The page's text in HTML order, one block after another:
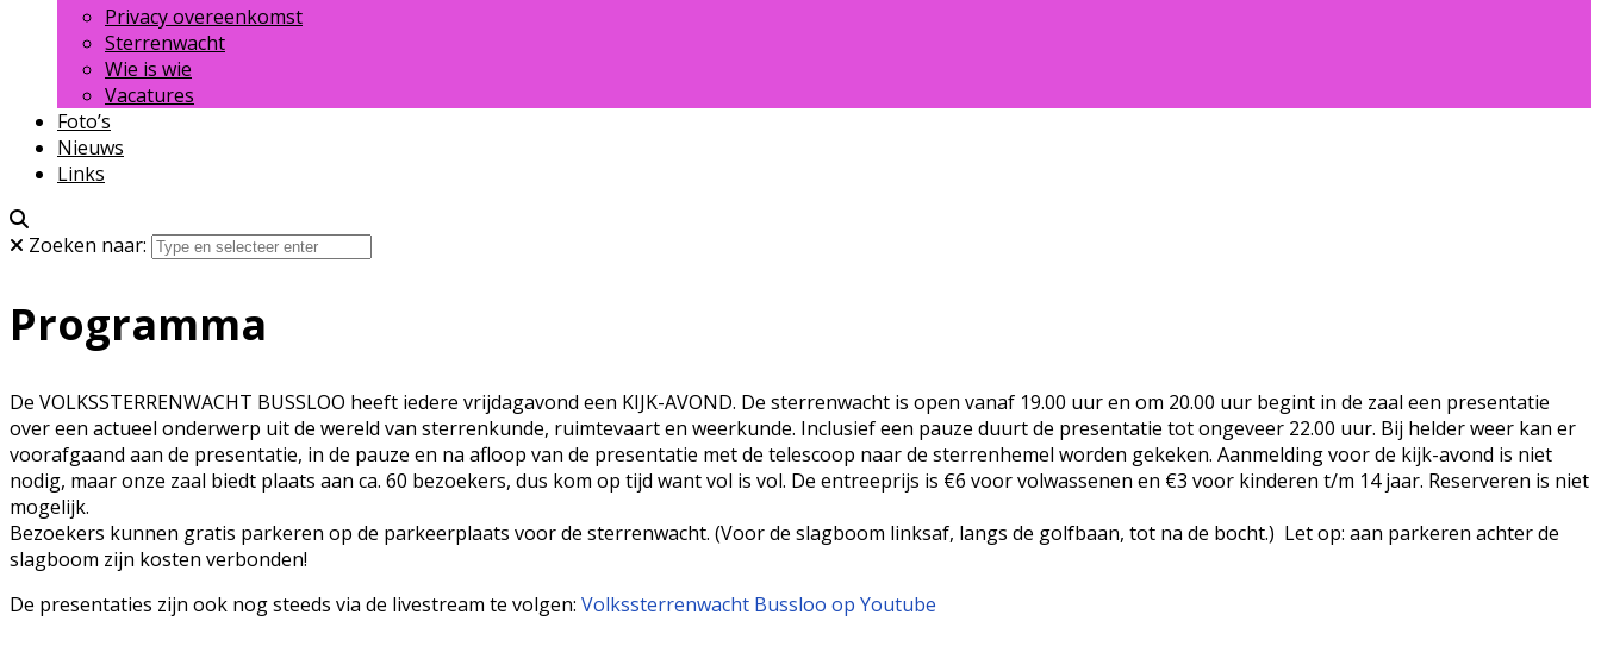
Privacy overeenkomst
Sterrenwacht
Wie is wie
Vacatures
Foto’s
Nieuws
Links
Zoeken naar:
Programma
De VOLKSSTERRENWACHT BUSSLOO heeft iedere vrijdagavond een KIJK-AVOND. De sterrenwacht is open vanaf 19.00 uur en om 20.00 uur begint in de zaal een presentatie
over een actueel onderwerp uit de wereld van sterrenkunde, ruimtevaart en weerkunde. Inclusief een pauze duurt de presentatie tot ongeveer 22.00 uur. Bij helder weer kan er
voorafgaand aan de presentatie, in de pauze en na afloop van de presentatie met de telescoop naar de sterrenhemel worden gekeken. Aanmelding voor de kijk-avond is niet
nodig, maar onze zaal biedt plaats aan ca. 60 bezoekers, dus kom op tijd want vol is vol. De entreeprijs is €6 voor volwassenen en €3 voor kinderen t/m 14 jaar. Reserveren is niet
mogelijk.
Bezoekers kunnen gratis parkeren op de parkeerplaats voor de sterrenwacht. (Voor de slagboom linksaf, langs de golfbaan, tot na de bocht.) Let op: aan parkeren achter de
slagboom zijn kosten verbonden!
De presentaties zijn ook nog steeds via de livestream te volgen: Volkssterrenwacht Bussloo op Youtube